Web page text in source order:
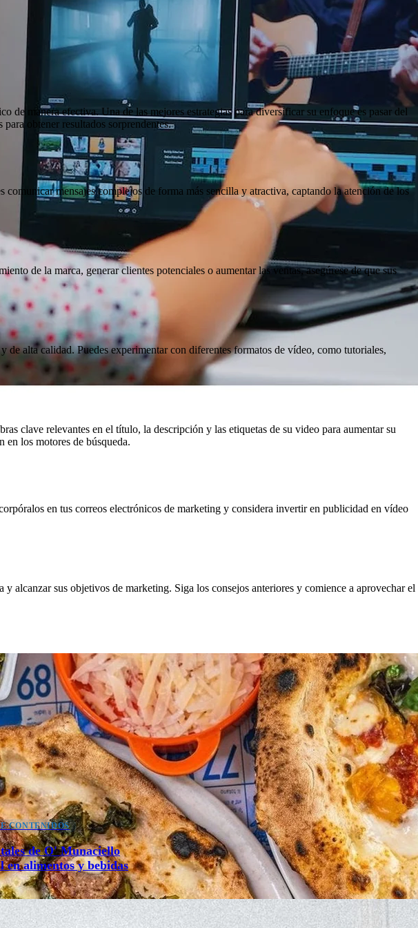
manera efectiva. Una de las mejores estrategias para diversificar su enfoque es pasar del
obtener resultados sorprendentes.
mensajes complejos de forma más sencilla y atractiva, captando la atención de los
de la marca, generar clientes potenciales o aumentar las ventas, asegúrese de que sus
de alta calidad. Puedes experimentar con diferentes formatos de vídeo, como tutoriales,
clave relevantes en el título, la descripción y las etiquetas de su video para aumentar su
en los motores de búsqueda.
en tus correos electrónicos de marketing y considera invertir en publicidad en vídeo
alcanzar sus objetivos de marketing. Siga los consejos anteriores y comience a aprovechar el
CONTENIDOS
de O' Munaciello
alimentos y bebidas